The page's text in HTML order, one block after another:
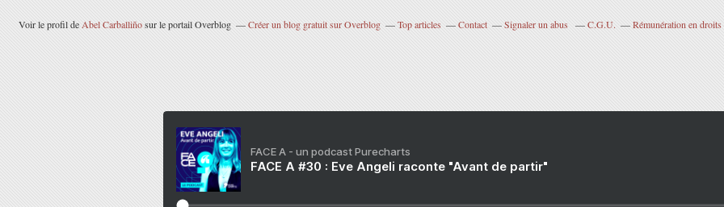
Voir le profil de Abel Carballiñosur le portail Overblog Créer un blog gratuit sur Overblog Top articles Contact Signaler un abus C.G.U. Rémunération en droits
FACE A - un podcast Purecharts
FACE A #30 : Eve Angeli raconte "Avant de partir"